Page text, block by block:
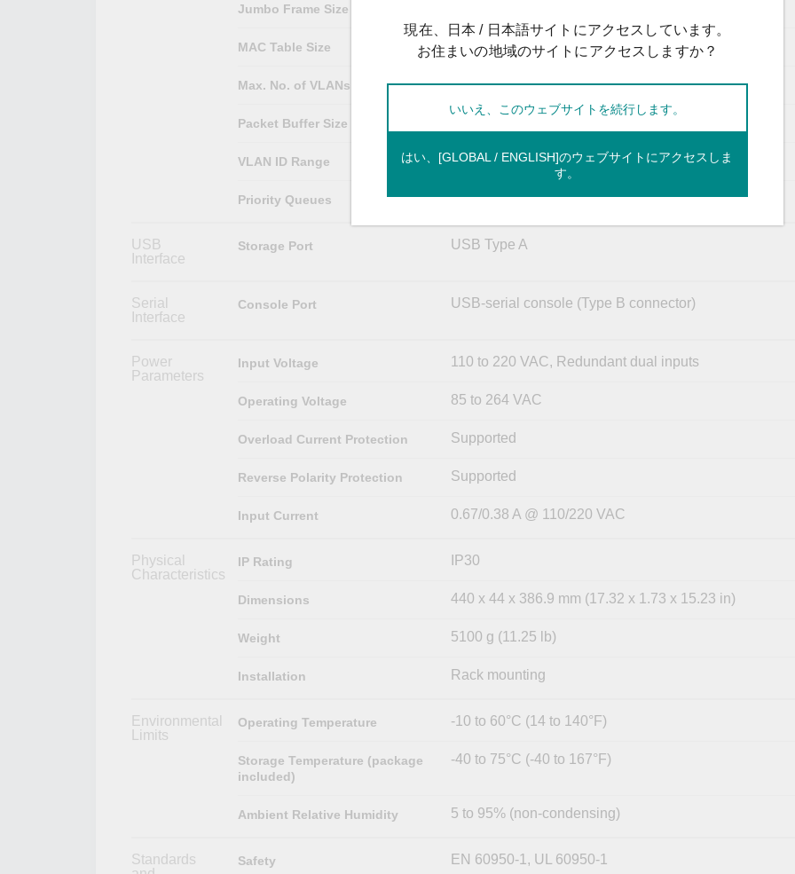
Jumbo Frame Size
MAC Table Size 16 K
Max. No. of VLANs 256
Packet Buffer Size
VLAN ID Range VID 1 to 4094
Priority Queues 8
USB
Interface
Storage Port USB Type A
Serial
Interface
Console Port USB-serial console (Type B connector)
Power
Parameters
Input Voltage 110 to 220 VAC, Redundant dual inputs
Operating Voltage 85 to 264 VAC
Overload Current Protection Supported
Reverse Polarity Protection Supported
Input Current 0.67/0.38 A @ 110/220 VAC
Physical
Characteristics
IP Rating IP30
Dimensions 440 x 44 x 386.9 mm (17.32 x 1.73 x 15.23 in)
Weight 5100 g (11.25 lb)
Installation Rack mounting
Environmental
Limits
Operating Temperature -10 to 60°C (14 to 140°F)
Storage Temperature (package
included)
-40 to 75°C (-40 to 167°F)
Ambient Relative Humidity 5 to 95% (non-condensing)
Standards
Safety EN 60950-1, UL 60950-1
現在、日本 / 日本語サイトにアクセスしています。
お住まいの地域のサイトにアクセスしますか？
いいえ、このウェブサイトを続行します。
はい、[GLOBAL / ENGLISH]のウェブサイトにアクセスしま
す。